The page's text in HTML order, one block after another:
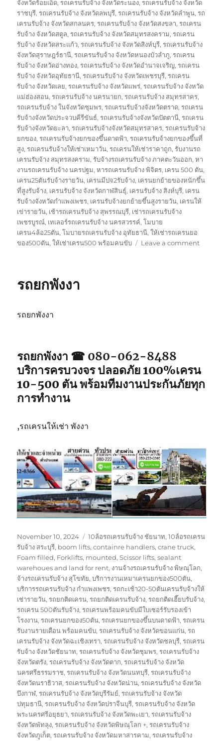
จังหวัดร้อยเอ็ด,รถเครนรับจ้าง จังหวัดระนอง,รถเครนรับจ้าง จังหวัด
ราชบุรี,รถเครนรับจ้าง จังหวัดลพบุรี,รถเครนรับจ้าง จังหวัดลำพูน,รถ
เครนรับจ้าง จังหวัดสกลนคร,รถเครนรับจ้าง จังหวัดสงขลา,รถเครน
รับจ้าง จังหวัดสตูล,รถเครนรับจ้าง จังหวัดสมุทรสงคราม,รถเครน
รับจ้าง จังหวัดสระแก้ว,รถเครนรับจ้าง จังหวัดสิงห์บุรี,รถเครนรับจ้าง
จังหวัดสุราษฎร์ธานี,รถเครนรับจ้าง จังหวัดหนองบัวลำภู,รถเครน
รับจ้าง จังหวัดอ่างทอง,รถเครนรับจ้าง จังหวัดอำนาจเจริญ,รถเครน
รับจ้าง จังหวัดอุทัยธานี,รถเครนรับจ้าง จังหวัดเพชรบุรี,รถเครน
รับจ้าง จังหวัดเลย,รถเครนรับจ้าง จังหวัดแพร่,รถเครนรับจ้าง จังหวัด
แม่ฮ่องสอน,รถเครนรับจ้าง นครนายก,รถเครนรับจ้าง สมุทรสาคร,
รถเครนรับจ้าง ในจังหวัดชุมพร,รถเครนรับจ้างจังหวัดตราด,รถเครน
รับจ้างจังหวัดประจวบคีรีขันธ์,รถเครนรับจ้างจังหวัดปัตตานี,รถเครน
รับจ้างจังหวัดยะลา,รถเครนรับจ้างจังหวัดสมุทรสาคร,รถเครนรับจ้าง
ยกของ,รถเครนรับจ้างยกของขึ้นดาดฟ้า,รถเครนรับจ้างยกของขึ้นที่
สูง,รถเครนรับจ้างให้เช่าเหมาวัน,รถเครนให้เช่าราคาถูก,รับงานรถ
เครนรับจ้าง สมุทรสงคราม,รับจ้างรถเครนรับจ้าง ภาคตะวันออก,หา
งานรถเครนรับจ้าง นครปฐม,หารถเครนรับจ้าง พิจิตร, เครน 500 ตัน,
เครน25ตันรับจ้างรายวัน, เครนมีปจ2รับจ้าง, เครนยกย้ายของหนักขึ้น
ที่สูงรับจ้าง, เครนรับจ้าง จังหวัดกาฬสินธุ์, เครนรับจ้าง สิงห์บุรี, เครน
รับจ้างจังหวัดกำแพงเพชร, เครนรับจ้างยกย้ายขึ้นสูงรายวัน, เครนให้
เข่ารายวัน, เช้ารถเครนรับจ้าง สุพรรณบุรี, เช่ารถเครนรับจ้าง
เพชรบูรณ์, เทเลอร์รถเครนรับจ้าง นครสวรรค์,โมบาย
เครน4ล้อ25ตัน,โมบายรถเครนรับจ้าง อุทัยธานี,ให้เช่ารถเครนยอ
ของ500ตัน,ให้เช่าเครน500 พร้อมคนขับ Leave a commenton
รถยกพังงา
รถยกพังงา
รถยกพังงา ☎ 080-062-8488
บริการครบวงจร ปลอดภัย 100%เครน
10-500 ตัน พร้อมทีมงานประกันภัยทุก
การทำงาน
,รถเครนให้เช่า พังงา
Posted
on
November 10, 2024 Tags
10ล้อรถเครนรับจ้าง ชัยนาท,10ล้อรถเครน
รับจ้าง สระบุรี, boom lifts,containre handlers,crane truck,
Foam filled, Forklifts, mounted,Scissor lifts,sealant
warehoues and land for rent, งานจ้างรถเครนรับจ้าง พิษณุโลก,
จ้างรถเครนรับจ้าง สุโขทัย,บริการงานเหมาเครนยกของ500ตัน,
บริการรถเครนรับจ้าง กำแพงเพชร,รถกะเช้า20-50ตันเครนรับจ้างให้
เช่ารายวัน,รถยกติดเครน,รถยกติดเครนรับจ้าง,รถยกติดเฮี๊ยบรับจ้าง,
รถเครน 500ตันรับจ้าง,รถเครนพร้อมคนขับมีใบเซอร์รับรองเข้า
โรงงาน,รถเครนยกของ50ตัน,รถเครนยกของขึ้นบนดาดฟ้า,รถเครน
รับงานรายเดือน พร้อมคนขับ,รถเครนรับจ้าง จังหวัดขอนแก่น,รถ
เครนรับจ้าง จังหวัดฉะเชิงเทรา,รถเครนรับจ้าง จังหวัดชลบุรี,รถเครน
รับจ้าง จังหวัดชัยนาท,รถเครนรับจ้าง จังหวัดชุมพร,รถเครนรับจ้าง
จังหวัดตรัง,รถเครนรับจ้าง จังหวัดตาก,รถเครนรับจ้าง จังหวัด
นครศรีธรรมราช,รถเครนรับจ้าง จังหวัดนนทบุรี,รถเครนรับจ้าง
จังหวัดนราธิวาส,รถเครนรับจ้าง จังหวัดน่าน,รถเครนรับจ้าง จังหวัด
บึงกาฬ,รถเครนรับจ้าง จังหวัดบุรีรัมย์,รถเครนรับจ้าง จังหวัด
ปทุมธานี,รถเครนรับจ้าง จังหวัดปราจีนบุรี,รถเครนรับจ้าง จังหวัด
พระนครศรีอยุธยา,รถเครนรับจ้าง จังหวัดพะเยา,รถเครนรับจ้าง
จังหวัดพัทลุง,รถเครนรับจ้าง จังหวัดพิษณุโลก +,รถเครนรับจ้าง
จังหวัดภูเก็ต,รถเครนรับจ้าง จังหวัดมหาสารคาม,รถเครนรับจ้าง